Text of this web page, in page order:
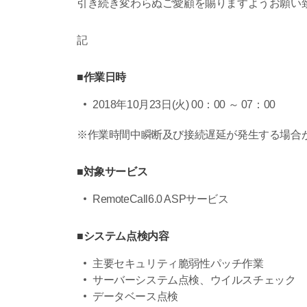
引き続き変わらぬご愛顧を賜りますようお願い
記
■作業日時
2018年10月23日(火) 00：00 ～ 07：00
※作業時間中瞬断及び接続遅延が発生する場合
■対象サービス
RemoteCall6.0 ASPサービス
■システム点検内容
主要セキュリティ脆弱性パッチ作業
サーバーシステム点検、ウイルスチェック
データベース点検